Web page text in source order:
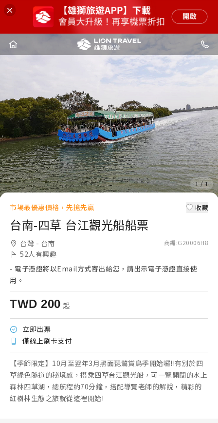
1/1
市場最優惠價格，先搶先贏 收藏
台南-四草 台江觀光船船票
台灣 - 台南
52人有興趣
商編:G20006H8
- 電子憑證將以Email方式寄出給您，請出示電子憑證直接使
用。
TWD 200 起
立即出票
僅線上刷卡支付
【季節限定】10月至翌年3月黑面琵鷺賞鳥季開始囉!!有別於四
草綠色隧道的秘境感，搭乘四草台江觀光船，可一覽開闊的水上
森林四草湖，總航程約70分鐘，搭配導覽老師的解說，精彩的
紅樹林生態之旅就從這裡開始!